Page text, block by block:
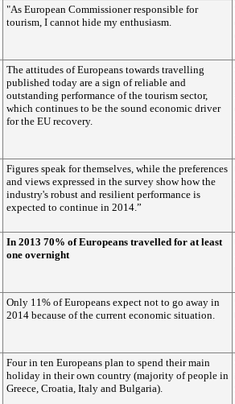
"As European Commissioner responsible for
tourism, I cannot hide my enthusiasm.
The attitudes of Europeans towards travelling
published today are a sign of reliable and
outstanding performance of the tourism sector,
which continues to be the sound economic driver
for the EU recovery.
Figures speak for themselves, while the preferences
and views expressed in the survey show how the
industry's robust and resilient performance is
expected to continue in 2014.”
In 2013 70% of Europeans travelled for at least
one overnight
Only 11% of Europeans expect not to go away in
2014 because of the current economic situation.
Four in ten Europeans plan to spend their main
holiday in their own country (majority of people in
Greece, Croatia, Italy and Bulgaria).